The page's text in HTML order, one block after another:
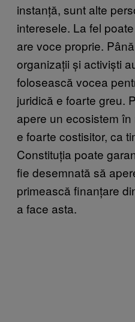
instanță, sunt alte
interesele. La fel
are voce proprie.
organizații și activiști
folosească vocea
juridică e foarte greu.
apere un ecosistem
e foarte costisitor, ca
Constituția poate
fie desemnată să
primească finanțare
a face asta.